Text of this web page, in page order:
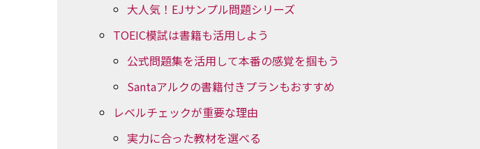
大人気！EJサンプル問題シリーズ
TOEIC模試は書籍も活用しよう
公式問題集を活用して本番の感覚を掴もう
Santaアルクの書籍付きプランもおすすめ
レベルチェックが重要な理由
実力に合った教材を選べる